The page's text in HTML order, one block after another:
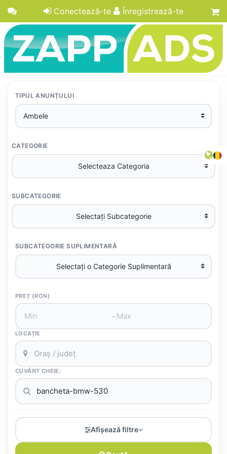
Conectează-te Înregistrează-te
TIPUL ANUNȚULUI
CATEGORIE
SUBCATEGORIE
SUBCATEGORIE SUPLIMENTARĂ
PREȚ (RON)
–
LOCAȚIE
CUVÂNT CHEIE:
Afișează filtre